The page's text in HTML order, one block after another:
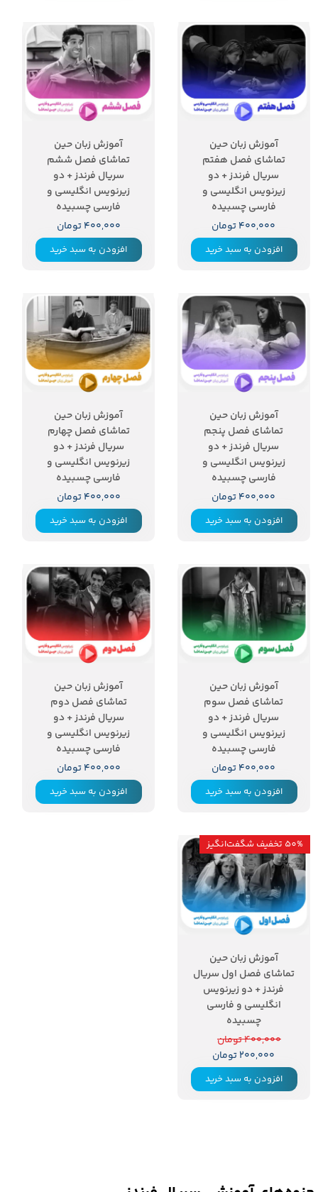
آموزش زبان حین
تماشای فصل هفتم
سریال فرندز + دو
زیرنویس انگلیسی و
فارسی چسبیده
۴۰۰,۰۰۰ تومان
افزودن به سبد خرید
آموزش زبان حین
تماشای فصل ششم
سریال فرندز + دو
زیرنویس انگلیسی و
فارسی چسبیده
۴۰۰,۰۰۰ تومان
افزودن به سبد خرید
آموزش زبان حین
تماشای فصل پنجم
سریال فرندز + دو
زیرنویس انگلیسی و
فارسی چسبیده
۴۰۰,۰۰۰ تومان
افزودن به سبد خرید
آموزش زبان حین
تماشای فصل چهارم
سریال فرندز + دو
زیرنویس انگلیسی و
فارسی چسبیده
۴۰۰,۰۰۰ تومان
افزودن به سبد خرید
آموزش زبان حین
تماشای فصل سوم
سریال فرندز + دو
زیرنویس انگلیسی و
فارسی چسبیده
۴۰۰,۰۰۰ تومان
افزودن به سبد خرید
آموزش زبان حین
تماشای فصل دوم
سریال فرندز + دو
زیرنویس انگلیسی و
فارسی چسبیده
۴۰۰,۰۰۰ تومان
افزودن به سبد خرید
آموزش زبان حین
تماشای فصل اول سریال
فرندز + دو زیرنویس
انگلیسی و فارسی
چسبیده
۴۰۰,۰۰۰ تومان
۲۰۰,۰۰۰ تومان
افزودن به سبد خرید
50% تخفیف شگفت‌انگیز